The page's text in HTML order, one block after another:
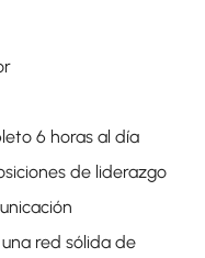
6 horas al día
de liderazgo
red sólida de